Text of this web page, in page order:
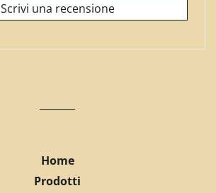
Scrivi una recensione
Home
Prodotti